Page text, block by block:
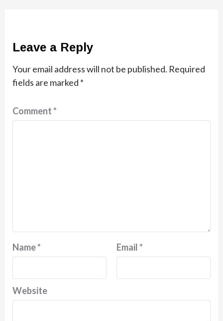
Leave a Reply
Your email address will not be published. Required
fields are marked *
Comment*
Name* Email*
Website